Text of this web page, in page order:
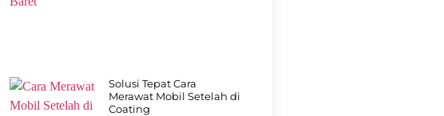
Solusi Tepat Cara
Merawat Mobil Setelah di
Coating